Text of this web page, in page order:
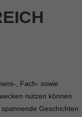
, Fach- sowie
nutzen können.
Geschichten